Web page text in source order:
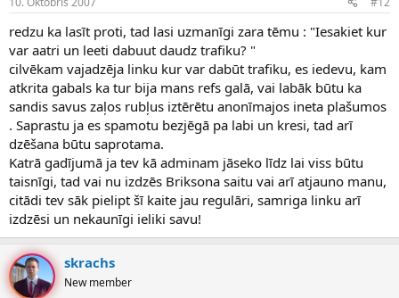
redzu ka lasīt proti, tad lasi uzmanīgi zara tēmu : "Iesakiet kur
var aatri un leeti dabuut daudz trafiku? "
cilvēkam vajadzēja linku kur var dabūt trafiku, es iedevu, kam
atkrita gabals ka tur bija mans refs galā, vai labāk būtu ka
sandis savus zaļos rubļus iztērētu anonīmajos ineta plašumos
. Saprastu ja es spamotu bezjēgā pa labi un kresi, tad arī
dzēšana būtu saprotama.
Katrā gadījumā ja tev kā adminam jāseko līdz lai viss būtu
taisnīgi, tad vai nu izdzēs Briksona saitu vai arī atjauno manu,
citādi tev sāk pielipt šī kaite jau regulāri, samriga linku arī
izdzēsi un nekaunīgi ieliki savu!
skrachs
New member